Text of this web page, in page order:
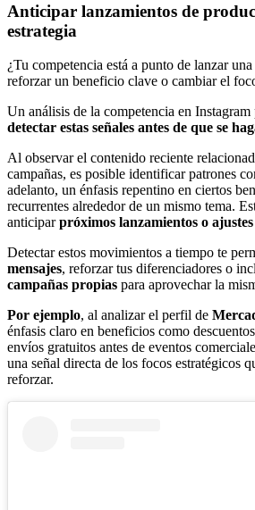
Anticipar lanzamientos de
estrategia
¿Tu competencia está a punto de lanzar
reforzar un beneficio clave o cambiar el
Un análisis de la competencia en Instagram
detectar estas señales antes de que se
Al observar el contenido reciente
campañas, es posible identificar patrones
adelanto, un énfasis repentino en ciertos
recurrentes alrededor de un mismo tema.
anticiparpróximos lanzamientos o
Detectar estos movimientos a tiempo te
mensajes, reforzar tus diferenciadores o
campañas propias para aprovechar la
Por ejemplo, al analizar el perfil de
énfasis claro en beneficios como
envíos gratuitos antes de eventos
una señal directa de los focos estratégicos
reforzar.